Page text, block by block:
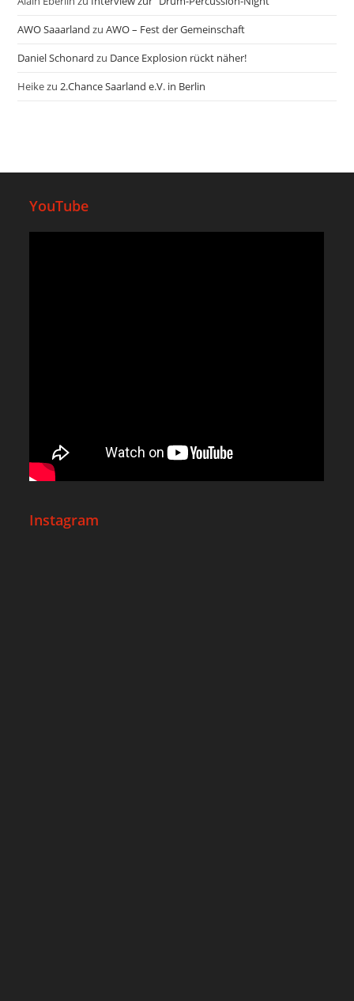
AWO Saaarland zuAWO – Fest der Gemeinschaft
Daniel Schonard zu Dance Explosion rückt näher!
Heikezu2.Chance Saarland e.V. in Berlin
YouTube
Instagram